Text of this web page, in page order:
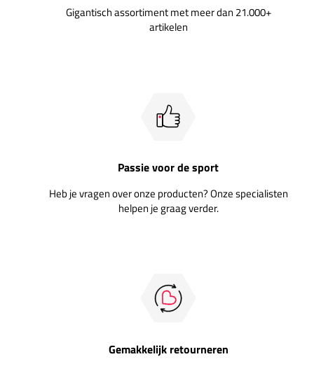
Gigantisch assortiment met meer dan 21.000+
artikelen
Passie voor de sport
Heb je vragen over onze producten? Onze specialisten
helpen je graag verder.
Gemakkelijk retourneren